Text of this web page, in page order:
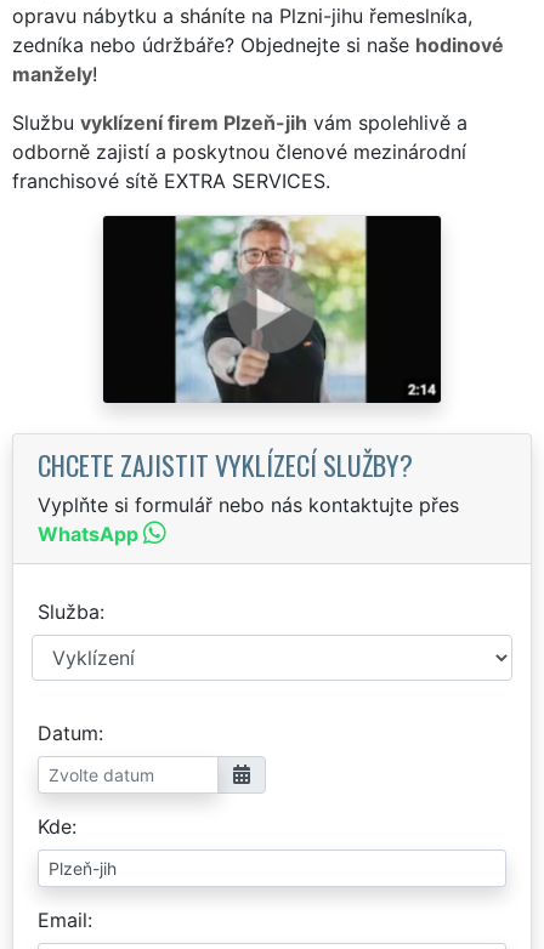
opravu nábytku a sháníte na Plzni-jihu řemeslníka,
zedníka nebo údržbáře? Objednejte si naše hodinové
manžely!
Službu vyklízení firem Plzeň-jih vám spolehlivě a
odborně zajistí a poskytnou členové mezinárodní
franchisové sítě EXTRA SERVICES.
CHCETE ZAJISTIT VYKLÍZECÍ SLUŽBY?
Vyplňte si formulář nebo nás kontaktujte přes
WhatsApp
Služba
Datum
Kde
Email